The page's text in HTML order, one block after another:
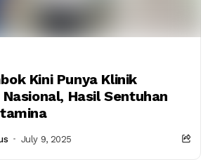
Kini Punya Klinik
Hasil Sentuhan
July 9, 2025